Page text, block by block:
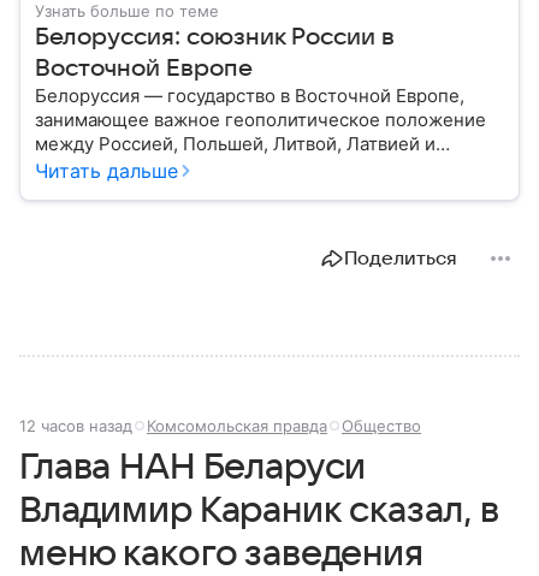
Узнать больше по теме
Белоруссия: союзник России в
Восточной Европе
Белоруссия — государство в Восточной Европе,
занимающее важное геополитическое положение
между Россией, Польшей, Литвой, Латвией и
Украиной. Несмотря на свою небольшую
Читать дальше
Поделиться
12 часов назад Комсомольская правда Общество
Глава НАН Беларуси
Владимир Караник сказал, в
меню какого заведения